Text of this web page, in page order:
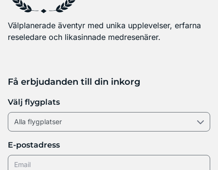
Välplanerade äventyr med unika upplevelser, erfarna
reseledare och likasinnade medresenärer.
Få erbjudanden till din inkorg
Välj flygplats
E-postadress